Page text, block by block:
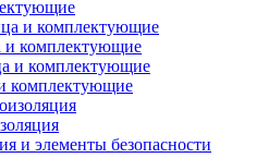
и комплектующие
комплектующие